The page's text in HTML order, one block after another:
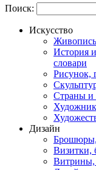
Поиск:
Искусство
Живопись
История
словари
Рисунок,
Страны и
Дизайн
Брошюры,
Визитки,
Витрины,